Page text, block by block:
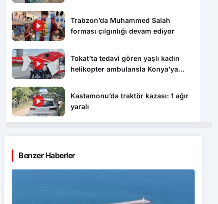
Trabzon’da Muhammed Salah
forması çılgınlığı devam ediyor
Tokat’ta tedavi gören yaşlı kadın
helikopter ambulansla Konya’ya
Kastamonu’da traktör kazası: 1 ağır
yaralı
Benzer Haberler